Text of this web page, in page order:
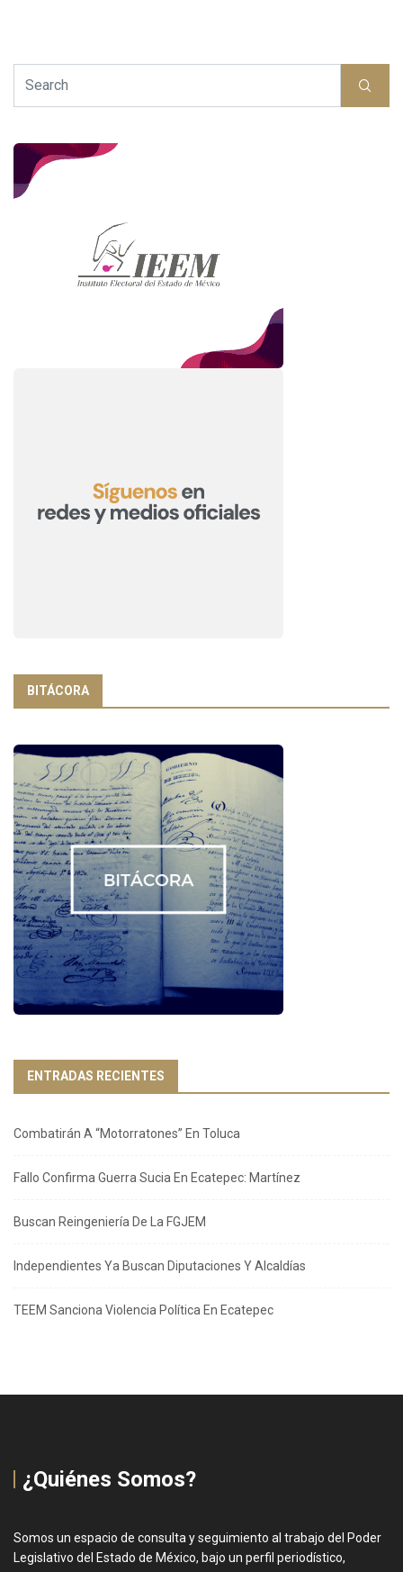
BITÁCORA
ENTRADAS RECIENTES
Combatirán A “Motorratones” En Toluca
Fallo Confirma Guerra Sucia En Ecatepec: Martínez
Buscan Reingeniería De La FGJEM
Independientes Ya Buscan Diputaciones Y Alcaldías
TEEM Sanciona Violencia Política En Ecatepec
¿Quiénes Somos?
Somos un espacio de consulta y seguimiento al trabajo del Poder
Legislativo del Estado de México, bajo un perfil periodístico,